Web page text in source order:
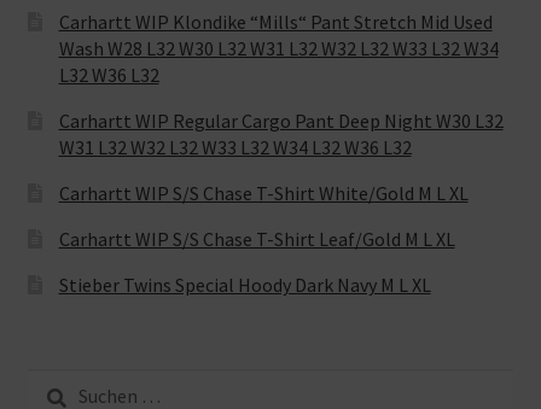
Carhartt WIP Klondike “Mills“ Pant Stretch Mid Used
Wash W28 L32 W30 L32 W31 L32 W32 L32 W33 L32 W34
L32 W36 L32
Carhartt WIP Regular Cargo Pant Deep Night W30 L32
W31 L32 W32 L32 W33 L32 W34 L32 W36 L32
Carhartt WIP S/S Chase T-Shirt White/Gold M L XL
Carhartt WIP S/S Chase T-Shirt Leaf/Gold M L XL
Stieber Twins Special Hoody Dark Navy M L XL